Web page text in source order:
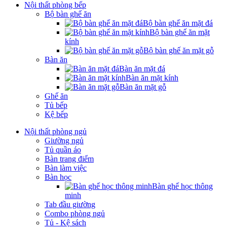
Nội thất phòng bếp
Bộ bàn ghế ăn
Bộ bàn ghế ăn mặt đá
Bộ bàn ghế ăn mặt
kính
Bộ bàn ghế ăn mặt gỗ
Bàn ăn
Bàn ăn mặt đá
Bàn ăn mặt kính
Bàn ăn mặt gỗ
Ghế ăn
Tủ bếp
Kệ bếp
Nội thất phòng ngủ
Giường ngủ
Tủ quần áo
Bàn trang điểm
Bàn làm việc
Bàn học
Bàn ghế học thông
minh
Tab đầu giường
Combo phòng ngủ
Tủ - Kệ sách